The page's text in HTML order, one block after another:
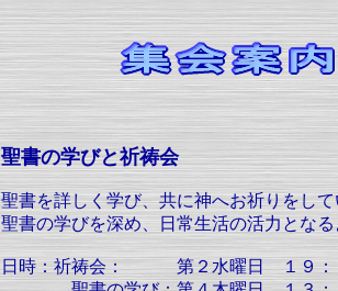
聖書の学びと祈祷会
聖書を詳しく学び、共に神へお祈りをし
聖書の学びを深め、日常生活の活力とな
日時：祈祷会： 第２水曜日 １９：